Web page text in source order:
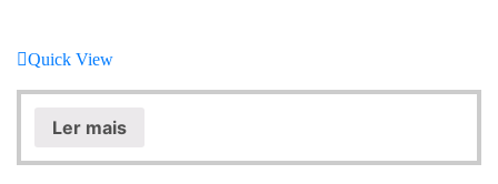
Quick View
Ler mais